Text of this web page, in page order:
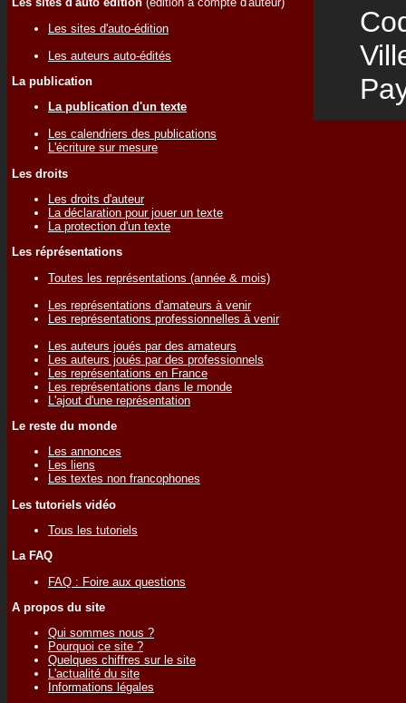
Les sites d'auto-édition
Les auteurs auto-édités
La publication
La publication d'un texte
Les calendriers des publications
L'écriture sur mesure
Les droits
Les droits d'auteur
La déclaration pour jouer un texte
La protection d'un texte
Les réprésentations
Toutes les représentations (année & mois)
Les représentations d'amateurs à venir
Les représentations professionnelles à venir
Les auteurs joués par des amateurs
Les auteurs joués par des professionnels
Les représentations en France
Les représentations dans le monde
L'ajout d'une représentation
Le reste du monde
Les annonces
Les liens
Les textes non francophones
Les tutoriels vidéo
Tous les tutoriels
La FAQ
FAQ : Foire aux questions
A propos du site
Qui sommes nous ?
Pourquoi ce site ?
Quelques chiffres sur le site
L'actualité du site
Informations légales